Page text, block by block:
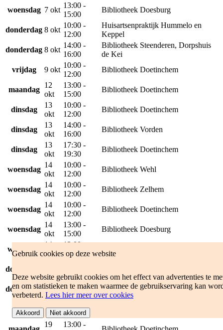
Gebruik cookies op deze website
Deze website gebruikt cookies om het effect van advertenties te
en om statistieken te maken waarmee de gebruikservaring kan
verbeterd. Lees hier meer over cookies
Akkoord Niet akkoord
woensdag 7 okt
13:00 -
15:00
Bibliotheek Doesburg
donderdag 8 okt
10:00 -
12:00
Huisartsenpraktijk Hummelo en
Keppel
donderdag 8 okt
14:00 -
16:00
Bibliotheek Steenderen, Dorpshuis
de Kei
vrijdag
9 okt
10:00 -
12:00
Bibliotheek Doetinchem
maandag
12
okt
13:00 -
15:00
Bibliotheek Doetinchem
dinsdag
13
okt
10:00 -
12:00
Bibliotheek Doetinchem
dinsdag
13
okt
14:00 -
16:00
Bibliotheek Vorden
dinsdag
13
okt
17:30 -
19:30
Bibliotheek Doetinchem
woensdag
14
okt
10:00 -
12:00
Bibliotheek Wehl
woensdag
14
okt
10:00 -
12:00
Bibliotheek Zelhem
woensdag
14
okt
10:00 -
12:00
Bibliotheek Doetinchem
woensdag
14
okt
13:00 -
15:00
Bibliotheek Doesburg
woensdag
14
okt
13:00 -
15:00
Bibliotheek Hengelo
donderdag
okt
12:00
Keppel
donderdag
15
okt
14:00 -
16:00
Bibliotheek Steenderen, Dorpshuis
de Kei
vrijdag
okt
12:00
19
13:00 -